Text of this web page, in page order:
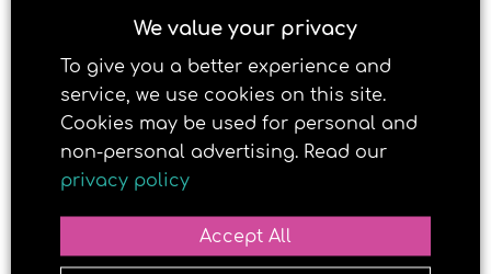
Vestregate 21, 3919 Porsgrunn
We value your privacy
To give you a better experience and
service, we use cookies on this site.
Cookies may be used for personal and
non-personal advertising. Read our
privacy policy
Accept All